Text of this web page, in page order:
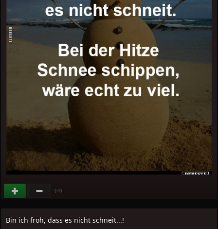
(+3)
Bin ich froh, dass es nicht schneit...!